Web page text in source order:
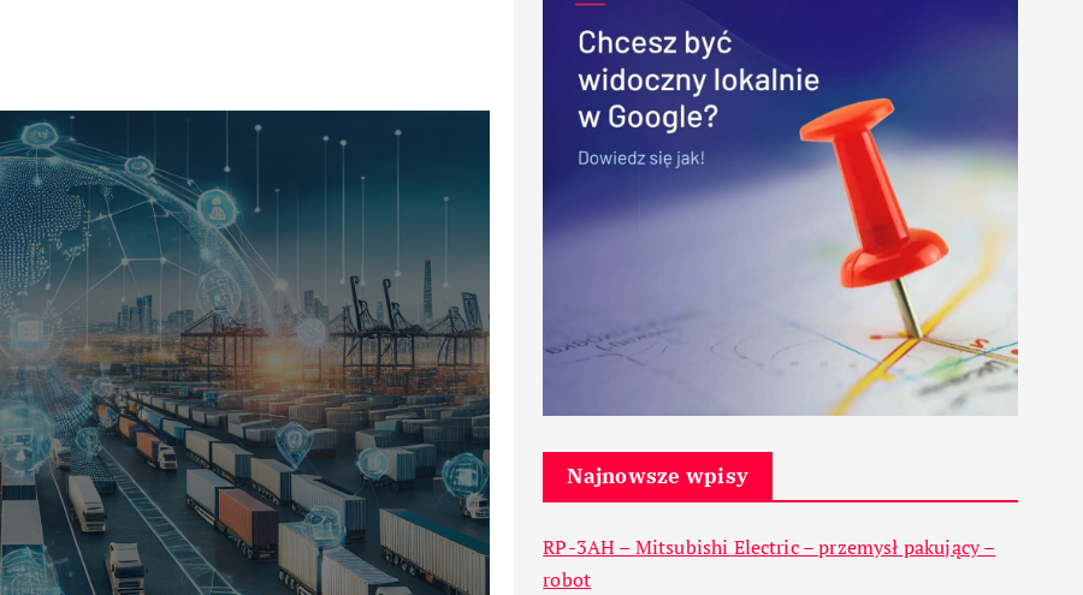
Najnowsze wpisy
RP-3AH – Mitsubishi Electric – przemysł pakujący –
robot